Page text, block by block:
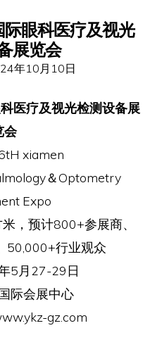
眼科医疗及视光
展览会
年10月10日
医疗及视光检测设备展
会
xiamen
＆Optometry
Expo
，预计800+参展商、
50,000+行业观众
5月27-29日
际会展中心
gz.com